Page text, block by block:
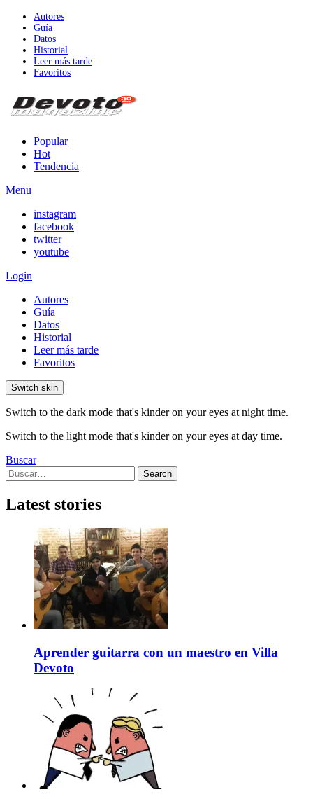
Autores
Guía
Datos
Historial
Leer más tarde
Favoritos
Popular
Hot
Tendencia
Menu
instagram
facebook
twitter
youtube
Login
Autores
Guía
Datos
Historial
Leer más tarde
Favoritos
Switch skin
Switch to the dark mode that's kinder on your eyes at night time.
Switch to the light mode that's kinder on your eyes at day time.
Buscar
Search
for:
Search
Latest stories
Aprender guitarra con un maestro en Villa
Devoto